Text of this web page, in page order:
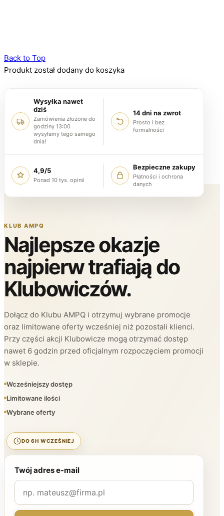
Back to Top
Produkt został dodany do koszyka
Wysyłka nawet
dziś
Zamówienia złożone do
godziny 13:00
wysyłamy tego samego
dnia!
14 dni na zwrot
Prosto i bez
formalności
4,9/5
Ponad 10 tys. opinii
Bezpieczne zakupy
Płatności i ochrona
danych
KLUB AMPQ
Najlepsze okazje
najpierw trafiają do
Klubowiczów.
Dołącz do Klubu AMPQ i otrzymuj wybrane promocje
oraz limitowane oferty wcześniej niż pozostali klienci.
Przy części akcji Klubowicze mogą otrzymać dostęp
nawet 6 godzin przed oficjalnym rozpoczęciem promocji
w sklepie.
Wcześniejszy dostęp
Limitowane ilości
Wybrane oferty
DO 6H WCZEŚNIEJ
Twój adres e-mail